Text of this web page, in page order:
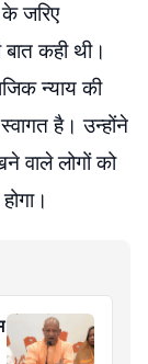
के जरिए
कही थी।
न्याय की
है। उन्होंने
वाले लोगों को